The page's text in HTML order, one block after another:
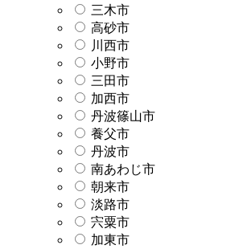
三木市
高砂市
川西市
小野市
三田市
加西市
丹波篠山市
養父市
丹波市
南あわじ市
朝来市
淡路市
宍粟市
加東市